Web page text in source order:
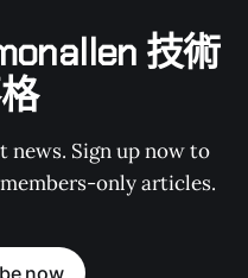
技術
news. Sign up now to
only articles.
now